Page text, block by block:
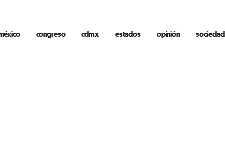
congreso cdmx estados opinión sociedad